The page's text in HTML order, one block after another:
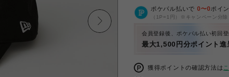
ポケパル払いで 0〜0ポイ
（1P=1円）※キャンペーン分除
会員登録後、ポケパル払い初回
最大1,500円分ポイント進
獲得ポイントの確認方法は